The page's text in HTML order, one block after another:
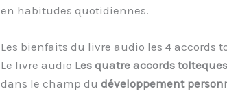
en habitudes quotidiennes.
Les bienfaits du livre audio les 4 accords
Le livre audio Les quatre accords tolteques
dans le champ du développement